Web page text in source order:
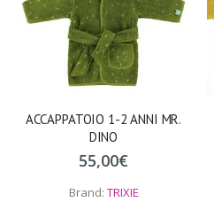
ACCAPPATOIO 1-2 ANNI MR.
DINO
55,00€
Brand: TRIXIE